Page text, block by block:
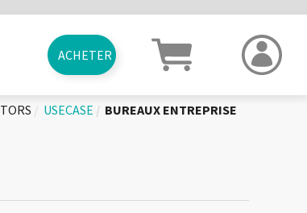
ANCIENS PRODUITS CARTES CADEAUX
CAS D'USAGES
PARRAINAGE ELOCKY MOVIE
JOBS CONTACT
ACHETER
USECASE BUREAUX ENTREPRISE